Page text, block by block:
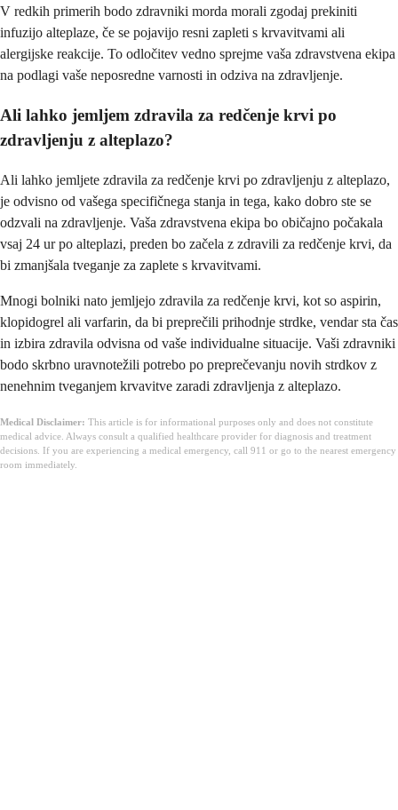
V redkih primerih bodo zdravniki morda morali zgodaj prekiniti
infuzijo alteplaze, če se pojavijo resni zapleti s krvavitvami ali
alergijske reakcije. To odločitev vedno sprejme vaša zdravstvena ekipa
na podlagi vaše neposredne varnosti in odziva na zdravljenje.
Ali lahko jemljem zdravila za redčenje krvi po
zdravljenju z alteplazo?
Ali lahko jemljete zdravila za redčenje krvi po zdravljenju z alteplazo,
je odvisno od vašega specifičnega stanja in tega, kako dobro ste se
odzvali na zdravljenje. Vaša zdravstvena ekipa bo običajno počakala
vsaj 24 ur po alteplazi, preden bo začela z zdravili za redčenje krvi, da
bi zmanjšala tveganje za zaplete s krvavitvami.
Mnogi bolniki nato jemljejo zdravila za redčenje krvi, kot so aspirin,
klopidogrel ali varfarin, da bi preprečili prihodnje strdke, vendar sta čas
in izbira zdravila odvisna od vaše individualne situacije. Vaši zdravniki
bodo skrbno uravnotežili potrebo po preprečevanju novih strdkov z
nenehnim tveganjem krvavitve zaradi zdravljenja z alteplazo.
Medical Disclaimer: This article is for informational purposes only and does not constitute
medical advice. Always consult a qualified healthcare provider for diagnosis and treatment
decisions. If you are experiencing a medical emergency, call 911 or go to the nearest emergency
room immediately.